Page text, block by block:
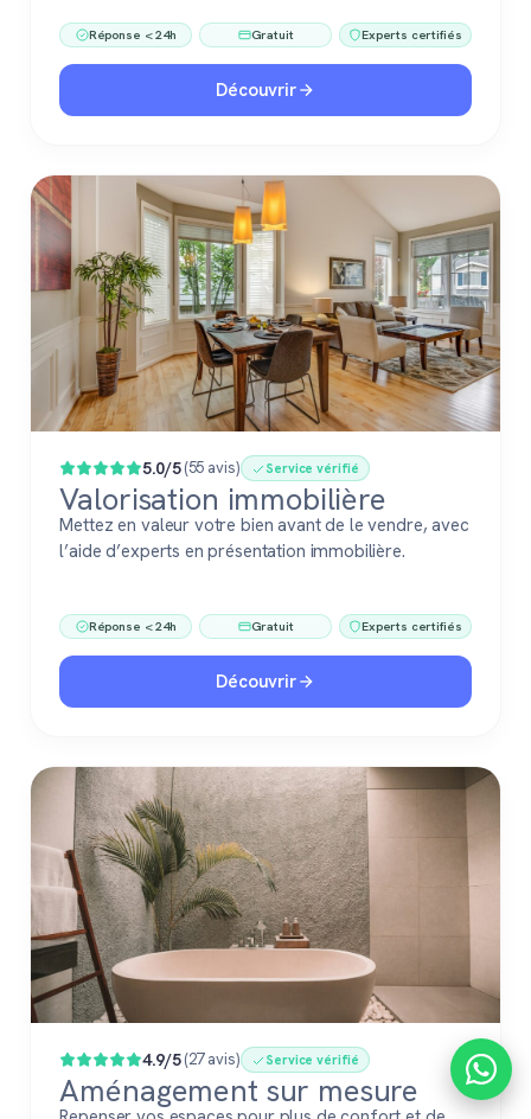
Réponse < 24h Gratuit Experts certifiés
Découvrir
5.0/5(55 avis) Service vérifié
Valorisation immobilière
Mettez en valeur votre bien avant de le vendre, avec
l’aide d’experts en présentation immobilière.
Réponse < 24h Gratuit Experts certifiés
Découvrir
4.9/5(27 avis) Service vérifié
Aménagement sur mesure